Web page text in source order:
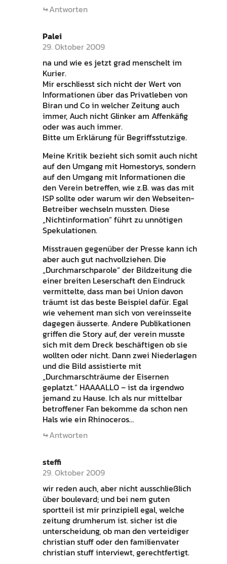
Antworten
Palei
29. Oktober 2009
na und wie es jetzt grad menschelt im
Kurier.
Mir erschliesst sich nicht der Wert von
Informationen über das Privatleben von
Biran und Co in welcher Zeitung auch
immer, Auch nicht Glinker am Affenkäfig
oder was auch immer.
Bitte um Erklärung für Begriffsstutzige.
Meine Kritik bezieht sich somit auch nicht
auf den Umgang mit Homestorys, sondern
auf den Umgang mit Informationen die
den Verein betreffen, wie z.B. was das mit
ISP sollte oder warum wir den Webseiten-
Betreiber wechseln mussten. Diese
„Nichtinformation“ führt zu unnötigen
Spekulationen.
Misstrauen gegenüber der Presse kann ich
aber auch gut nachvollziehen. Die
„Durchmarschparole“ der Bildzeitung die
einer breiten Leserschaft den Eindruck
vermittelte, dass man bei Union davon
träumt ist das beste Beispiel dafür. Egal
wie vehement man sich von vereinsseite
dagegen äusserte. Andere Publikationen
griffen die Story auf, der verein musste
sich mit dem Dreck beschäftigen ob sie
wollten oder nicht. Dann zwei Niederlagen
und die Bild assistierte mit
„Durchmarschträume der Eisernen
geplatzt.“ HAAAALLO – ist da irgendwo
jemand zu Hause. Ich als nur mittelbar
betroffener Fan bekomme da schon nen
Hals wie ein Rhinoceros…
Antworten
steffi
29. Oktober 2009
wir reden auch, aber nicht ausschließlich
über boulevard; und bei nem guten
sportteil ist mir prinzipiell egal, welche
zeitung drumherum ist. sicher ist die
unterscheidung, ob man den verteidiger
christian stuff oder den familienvater
christian stuff interviewt, gerechtfertigt.